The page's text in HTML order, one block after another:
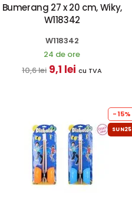
Bumerang 27 x 20 cm, Wiky,
W118342
W118342
24 de ore
10,6 lei 9,1 lei cu TVA
-15%
SUN25